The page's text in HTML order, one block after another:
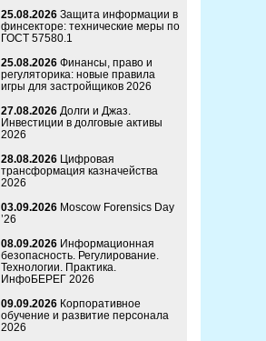
25.08.2026 Защита информации в
финсекторе: технические меры по
ГОСТ 57580.1
25.08.2026 Финансы, право и
регуляторика: новые правила
игры для застройщиков 2026
27.08.2026 Долги и Джаз.
Инвестиции в долговые активы
2026
28.08.2026 Цифровая
трансформация казначейства
2026
03.09.2026 Moscow Forensics Day
’26
08.09.2026 Информационная
безопасность. Регулирование.
Технологии. Практика.
ИнфоБЕРЕГ 2026
09.09.2026 Корпоративное
обучение и развитие персонала
2026